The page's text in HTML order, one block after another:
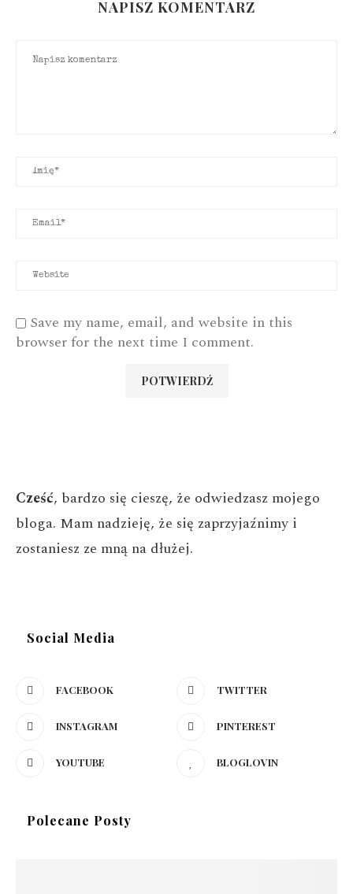
NAPISZ KOMENTARZ
Save my name, email, and website in this
browser for the next time I comment.
Cześć, bardzo się cieszę, że odwiedzasz mojego
bloga. Mam nadzieję, że się zaprzyjaźnimy i
zostaniesz ze mną na dłużej.
Social Media
FACEBOOK TWITTER
INSTAGRAM PINTEREST
YOUTUBE BLOGLOVIN
Polecane Posty